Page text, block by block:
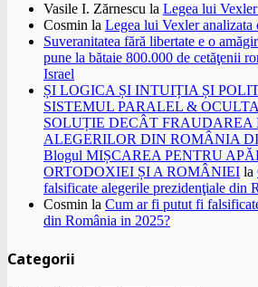
Vasile I. Zărnescu la Legea lui
Cosmin la Legea lui Vexler analizata
Suveranitatea fără libertate e o
pune la bătaie 800.000 de cetăţenii
Israel
ȘI LOGICA ȘI INTUIȚIA ȘI
SISTEMUL PARALEL &
SOLUȚIE DECÂT
ALEGERILOR DIN ROMÂNIA
Blogul MIȘCAREA PENTRU
ORTODOXIEI ȘI A ROMÂNIEI la
falsificate alegerile prezidenţiale din
Cosmin la Cum ar fi putut fi
din România in 2025?
Categorii